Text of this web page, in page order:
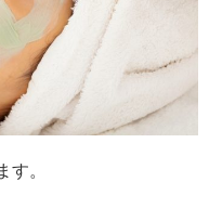
す。